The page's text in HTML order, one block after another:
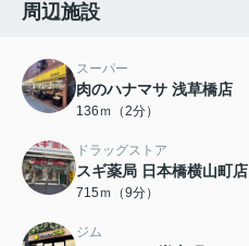
周辺施設
スーパー
肉のハナマサ 浅草橋店
136ｍ（2分）
ドラッグストア
スギ薬局 日本橋横山町店
715ｍ（9分）
ジム